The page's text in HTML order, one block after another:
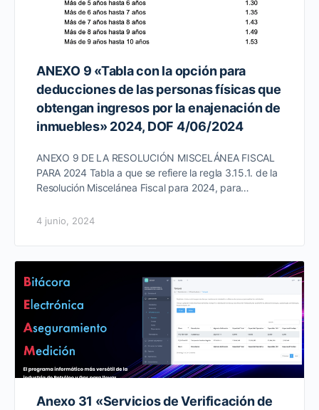
ANEXO 9 «Tabla con la opción para
deducciones de las personas físicas que
obtengan ingresos por la enajenación de
inmuebles» 2024, DOF 4/06/2024
ANEXO 9 DE LA RESOLUCIÓN MISCELÁNEA FISCAL
PARA 2024 Tabla a que se refiere la regla 3.15.1. de la
Resolución Miscelánea Fiscal para 2024, para…
4 junio, 2024
Anexo 31 «Servicios de Verificación de